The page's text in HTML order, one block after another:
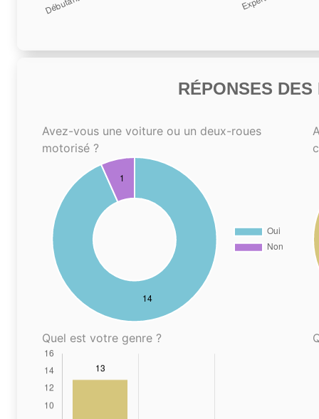
RÉPONSES
Avez-vous une voiture ou un deux-roues
motorisé ?
Quel est votre genre ?